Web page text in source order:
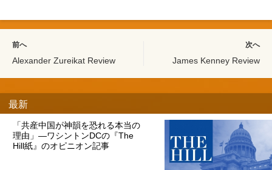
前へ
Alexander Zureikat Review
次へ
James Kenney Review
最新
「共産中国が神韻を恐れる本当の
理由」―ワシントンDCの『The
Hill紙』のオピニオン記事